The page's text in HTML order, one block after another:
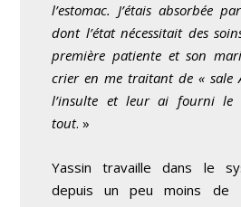
l’estomac. J’étais absorbée
dont l’état nécessitait des
première patiente et son
crier en me traitant de « sale
l’insulte et leur ai fourni le
tout. »
Yassin travaille dans le
depuis un peu moins de